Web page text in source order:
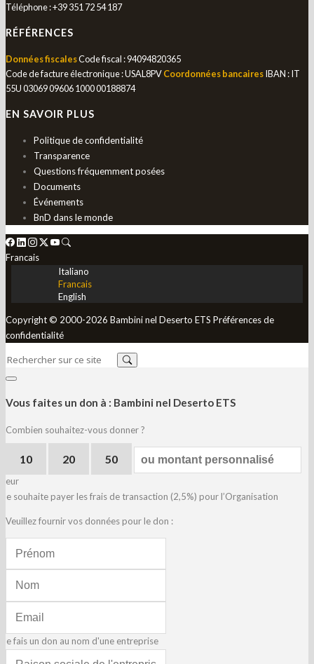
Téléphone :+39 351 72 54 187
RÉFÉRENCES
Données fiscalesCode fiscal : 94094820365
Code de facture électronique : USAL8PVCoordonnées bancairesIBAN : IT
55U 03069 09606 1000 00188874
EN SAVOIR PLUS
Politique de confidentialité
Transparence
Questions fréquemment posées
Documents
Événements
BnD dans le monde
Francais
Italiano
Francais
English
Copyright © 2000-2026 Bambini nel Deserto ETS Préférences de
confidentialité
Vous faites un don à : Bambini nel Deserto ETS
Combien souhaitez-vous donner ?
10 20 50
eur
Je souhaite payer les frais de transaction (2,5%) pour l’Organisation
Veuillez fournir vos données pour le don :
Je fais un don au nom d'une entreprise